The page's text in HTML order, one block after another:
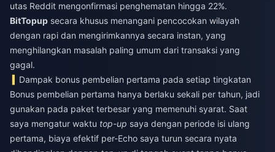
utas Reddit mengonfirmasi penghematan hingga 22%.
BitTopup secara khusus menangani pencocokan wilayah
dengan rapi dan mengirimkannya secara instan, yang
menghilangkan masalah paling umum dari transaksi yang
gagal.
Dampak bonus pembelian pertama pada setiap tingkatan
Bonus pembelian pertama hanya berlaku sekali per tahun, jadi
gunakan pada paket terbesar yang memenuhi syarat. Saat
saya mengatur waktu top-up saya dengan periode isi ulang
pertama, biaya efektif per-Echo saya turun secara nyata